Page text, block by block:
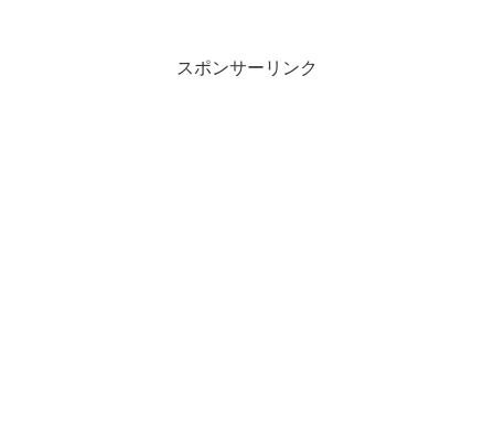
スポンサーリンク